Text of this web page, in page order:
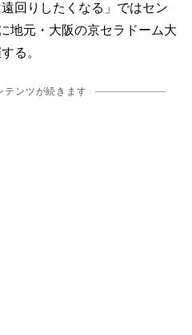
回りしたくなる」ではセン
地元・大阪の京セラドーム大
る。
テンツが続きます